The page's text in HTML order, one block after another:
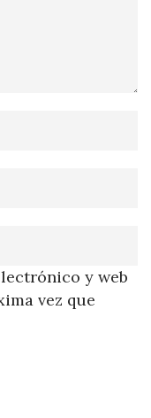
y web
vez que